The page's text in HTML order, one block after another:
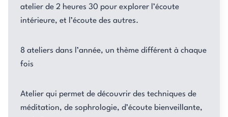
atelier de 2 heures 30 pour explorer l’écoute
intérieure, et l’écoute des autres.
8 ateliers dans l’année, un thème différent à chaque
fois
Atelier qui permet de découvrir des techniques de
méditation, de sophrologie, d’écoute bienveillante,